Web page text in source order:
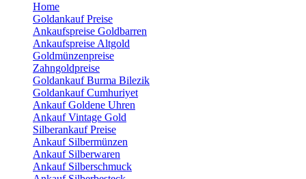
Home
Goldankauf Preise
Ankaufspreise Goldbarren
Ankaufspreise Altgold
Goldmünzenpreise
Zahngoldpreise
Goldankauf Burma Bilezik
Goldankauf Cumhuriyet
Ankauf Goldene Uhren
Ankauf Vintage Gold
Silberankauf Preise
Ankauf Silbermünzen
Ankauf Silberwaren
Ankauf Silberschmuck